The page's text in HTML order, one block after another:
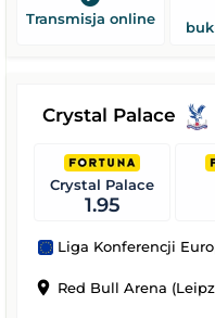
Transmisja online
Crystal Palace
Crystal Palace
1.95
Liga Konferencji
location_on Red Bull Arena